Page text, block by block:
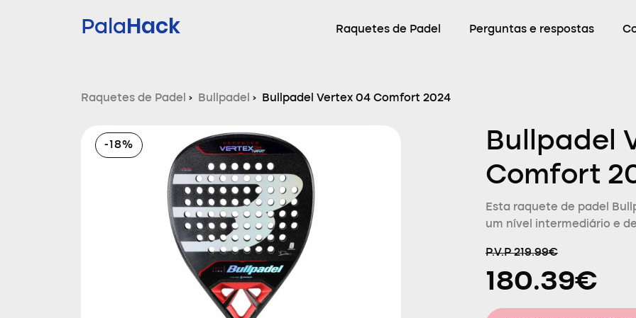
PalaHack Raquetes de Padel Perguntas e respostas
Raquetes de Padel › Bullpadel › Bullpadel Vertex 04 Comfort 2024
-18%
Bullpadel
Comfort
Esta raquete de padel
um nível intermediário e
P.V.P 219.99€
180.39€